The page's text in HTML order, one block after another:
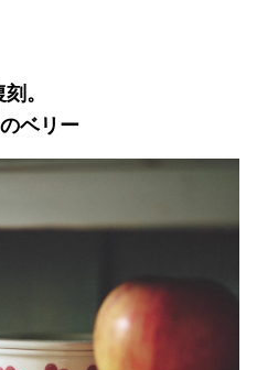
。
ベリー